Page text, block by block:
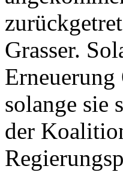
Grasser.
solange sie
der